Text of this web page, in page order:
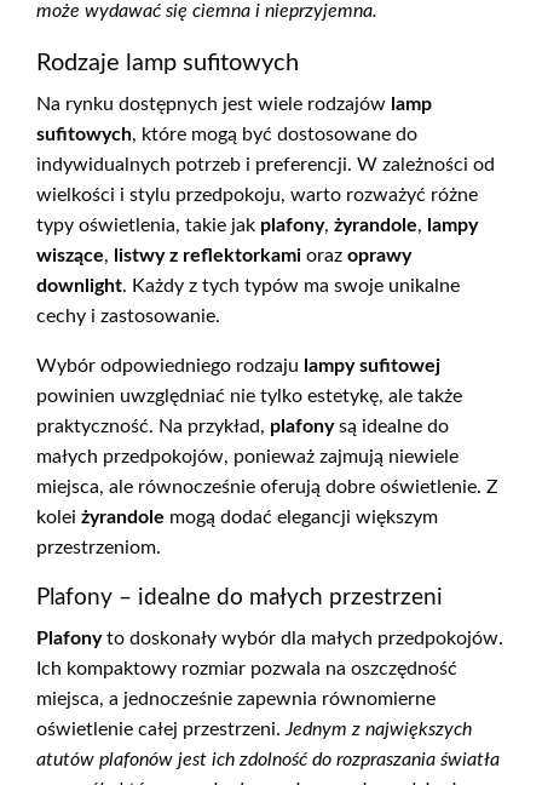
może wydawać się ciemna i nieprzyjemna.
Rodzaje lamp sufitowych
Na rynku dostępnych jest wiele rodzajów lamp
sufitowych, które mogą być dostosowane do
indywidualnych potrzeb i preferencji. W zależności od
wielkości i stylu przedpokoju, warto rozważyć różne
typy oświetlenia, takie jak plafony, żyrandole, lampy
wiszące, listwy z reflektorkami oraz oprawy
downlight. Każdy z tych typów ma swoje unikalne
cechy i zastosowanie.
Wybór odpowiedniego rodzaju lampy sufitowej
powinien uwzględniać nie tylko estetykę, ale także
praktyczność. Na przykład, plafonysą idealne do
małych przedpokojów, ponieważ zajmują niewiele
miejsca, ale równocześnie oferują dobre oświetlenie. Z
kolei żyrandole mogą dodać elegancji większym
przestrzeniom.
Plafony – idealne do małych przestrzeni
Plafonyto doskonały wybór dla małych przedpokojów.
Ich kompaktowy rozmiar pozwala na oszczędność
miejsca, a jednocześnie zapewnia równomierne
oświetlenie całej przestrzeni.Jednym z największych
atutów plafonów jest ich zdolność do rozpraszania światła